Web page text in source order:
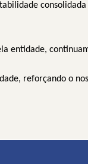
entidade,
reforçando o